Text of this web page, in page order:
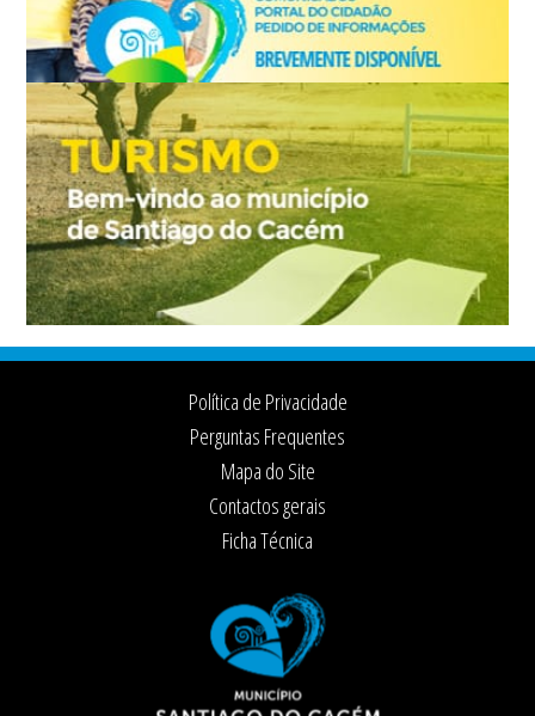
Footer
Política de Privacidade
Perguntas Frequentes
Mapa do Site
Contactos gerais
Ficha Técnica